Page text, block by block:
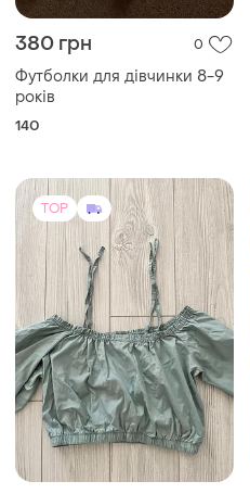
380 грн 0
Футболки для дівчинки 8-9
років
140
TOP